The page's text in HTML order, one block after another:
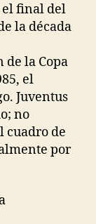
el final del
la década
la Copa
el
Juventus
no
cuadro de
por